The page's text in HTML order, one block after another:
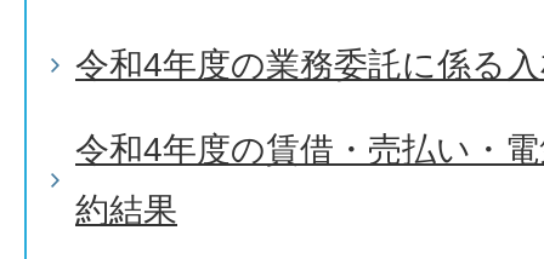
令和4年度の業務委託に係る
令和4年度の賃借・売払い・
約結果